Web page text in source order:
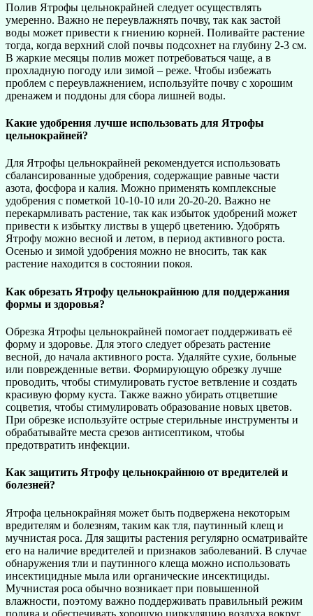
Полив Ятрофы цельнокрайней следует осуществлять
умеренно. Важно не переувлажнять почву, так как застой
воды может привести к гниению корней. Поливайте растение
тогда, когда верхний слой почвы подсохнет на глубину 2-3 см.
В жаркие месяцы полив может потребоваться чаще, а в
прохладную погоду или зимой – реже. Чтобы избежать
проблем с переувлажнением, используйте почву с хорошим
дренажем и поддоны для сбора лишней воды.
Какие удобрения лучше использовать для Ятрофы
цельнокрайней?
Для Ятрофы цельнокрайней рекомендуется использовать
сбалансированные удобрения, содержащие равные части
азота, фосфора и калия. Можно применять комплексные
удобрения с пометкой 10-10-10 или 20-20-20. Важно не
перекармливать растение, так как избыток удобрений может
привести к избытку листвы в ущерб цветению. Удобрять
Ятрофу можно весной и летом, в период активного роста.
Осенью и зимой удобрения можно не вносить, так как
растение находится в состоянии покоя.
Как обрезать Ятрофу цельнокрайнюю для поддержания
формы и здоровья?
Обрезка Ятрофы цельнокрайней помогает поддерживать её
форму и здоровье. Для этого следует обрезать растение
весной, до начала активного роста. Удаляйте сухие, больные
или поврежденные ветви. Формирующую обрезку лучше
проводить, чтобы стимулировать густое ветвление и создать
красивую форму куста. Также важно убирать отцветшие
соцветия, чтобы стимулировать образование новых цветов.
При обрезке используйте острые стерильные инструменты и
обрабатывайте места срезов антисептиком, чтобы
предотвратить инфекции.
Как защитить Ятрофу цельнокрайнюю от вредителей и
болезней?
Ятрофа цельнокрайняя может быть подвержена некоторым
вредителям и болезням, таким как тля, паутинный клещ и
мучнистая роса. Для защиты растения регулярно осматривайте
его на наличие вредителей и признаков заболеваний. В случае
обнаружения тли и паутинного клеща можно использовать
инсектицидные мыла или органические инсектициды.
Мучнистая роса обычно возникает при повышенной
влажности, поэтому важно поддерживать правильный режим
полива и обеспечивать хорошую циркуляцию воздуха вокруг